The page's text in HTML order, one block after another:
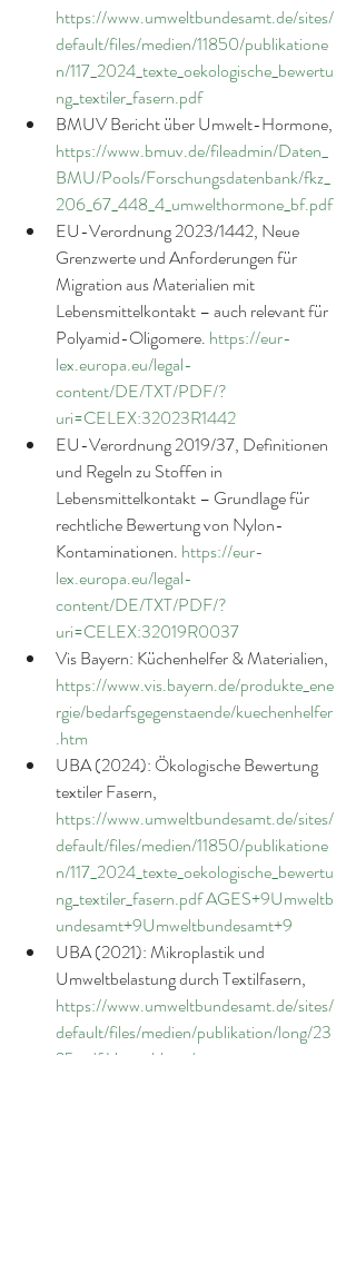
https://www.umweltbundesamt.de/sites/
default/files/medien/11850/publikatione
n/117_2024_texte_oekologische_bewertu
ng_textiler_fasern.pdf
BMUV Bericht über Umwelt-Hormone,
https://www.bmuv.de/fileadmin/Daten_
BMU/Pools/Forschungsdatenbank/fkz_
206_67_448_4_umwelthormone_bf.pdf
EU-Verordnung 2023/1442, Neue
Grenzwerte und Anforderungen für
Migration aus Materialien mit
Lebensmittelkontakt – auch relevant für
Polyamid-Oligomere. https://eur-
lex.europa.eu/legal-
content/DE/TXT/PDF/?
uri=CELEX:32023R1442
EU-Verordnung 2019/37, Definitionen
und Regeln zu Stoffen in
Lebensmittelkontakt – Grundlage für
rechtliche Bewertung von Nylon-
Kontaminationen. https://eur-
lex.europa.eu/legal-
content/DE/TXT/PDF/?
uri=CELEX:32019R0037
Vis Bayern: Küchenhelfer & Materialien,
https://www.vis.bayern.de/produkte_ene
rgie/bedarfsgegenstaende/kuechenhelfer
.htm
UBA (2024): Ökologische Bewertung
textiler Fasern,
https://www.umweltbundesamt.de/sites/
default/files/medien/11850/publikatione
n/117_2024_texte_oekologische_bewertu
ng_textiler_fasern.pdfAGES+9Umweltb
undesamt+9Umweltbundesamt+9
UBA (2021): Mikroplastik und
Umweltbelastung durch Textilfasern,
https://www.umweltbundesamt.de/sites/
default/files/medien/publikation/long/23
25.pdfUmweltbundesamt